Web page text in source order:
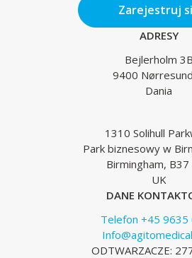
Zarejestruj
ADRESY
Bejlerholm 3B
9400
Dania
1310 Solihull
Park biznesowy w
Birmingham, B37
UK
DANE
Telefon +45 9635
ODTWARZACZE: